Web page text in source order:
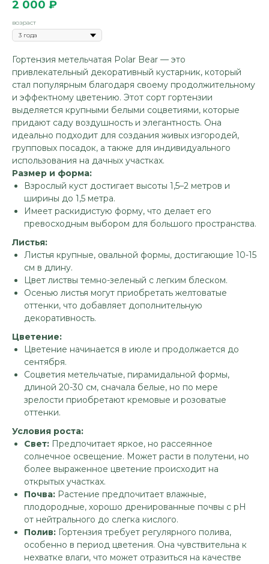
2 000 ₽
возраст
Гортензия метельчатая Polar Bear — это
привлекательный декоративный кустарник, который
стал популярным благодаря своему продолжительному
и эффектному цветению. Этот сорт гортензии
выделяется крупными белыми соцветиями, которые
придают саду воздушность и элегантность. Она
идеально подходит для создания живых изгородей,
групповых посадок, а также для индивидуального
использования на дачных участках.
Размер и форма:
Взрослый куст достигает высоты 1,5–2 метров и
ширины до 1,5 метра.
Имеет раскидистую форму, что делает его
превосходным выбором для большого пространства.
Листья:
Листья крупные, овальной формы, достигающие 10-15
см в длину.
Цвет листвы темно-зеленый с легким блеском.
Осенью листья могут приобретать желтоватые
оттенки, что добавляет дополнительную
декоративность.
Цветение:
Цветение начинается в июле и продолжается до
сентября.
Соцветия метельчатые, пирамидальной формы,
длиной 20-30 см, сначала белые, но по мере
зрелости приобретают кремовые и розоватые
оттенки.
Условия роста:
Свет: Предпочитает яркое, но рассеянное
солнечное освещение. Может расти в полутени, но
более выраженное цветение происходит на
открытых участках.
Почва: Растение предпочитает влажные,
плодородные, хорошо дренированные почвы с рН
от нейтрального до слегка кислого.
Полив: Гортензия требует регулярного полива,
особенно в период цветения. Она чувствительна к
нехватке влаги, что может отразиться на качестве